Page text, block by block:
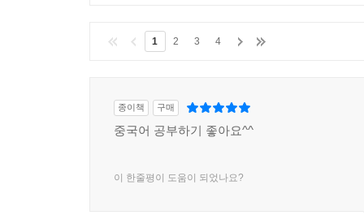
1 2 3 4
종이책 구매
중국어 공부하기 좋아요^^
이 한줄평이 도움이 되었나요?